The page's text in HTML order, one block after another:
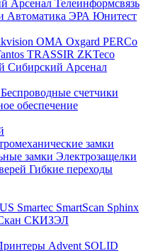
Арсенал Телеинформсвязь
Автоматика ЭРА Юнитест
ОМА Oxgard PERCo
TRASSIR ZKTeco
Сибирский Арсенал
Беспроводные счетчики
обеспечение
замки
замки Электрозащелки
Гибкие переходы
Smartec SmartScan Sphinx
СКИЗЭЛ
Advent SOLID